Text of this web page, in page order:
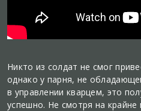
Никто из солдат не смог
однако у парня, не
в управлении кварцем, это
успешно. Не смотря на